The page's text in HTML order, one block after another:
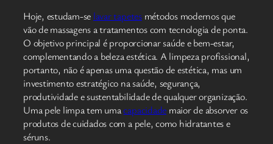
Hoje, estudam-se lavar tapetesmétodos modernos que
vão de massagens a tratamentos com tecnologia de ponta.
O objetivo principal é proporcionar saúde e bem-estar,
complementando a beleza estética. A limpeza profissional,
portanto, não é apenas uma questão de estética, mas um
investimento estratégico na saúde, segurança,
produtividade e sustentabilidade de qualquer organização.
Uma pele limpa tem umacapacidade maior de absorver os
produtos de cuidados com a pele, como hidratantes e
séruns.